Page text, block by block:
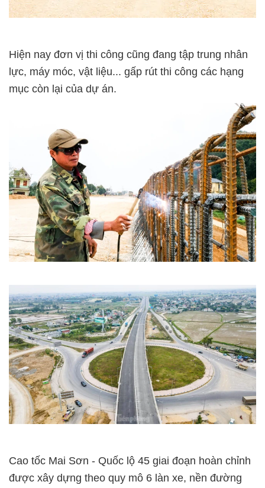
Hiện nay đơn vị thi công cũng đang tập trung nhân
lực, máy móc, vật liệu... gấp rút thi công các hạng
mục còn lại của dự án.
Cao tốc Mai Sơn - Quốc lộ 45 giai đoạn hoàn chỉnh
được xây dựng theo quy mô 6 làn xe, nền đường